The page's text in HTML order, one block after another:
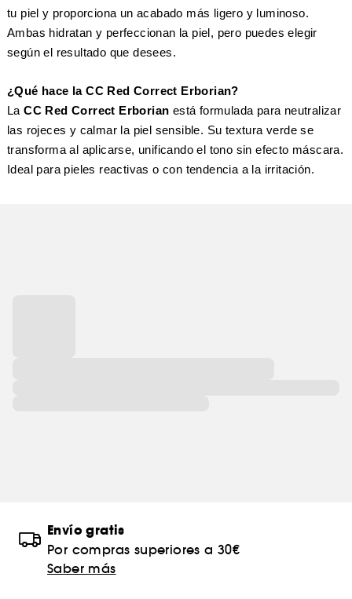
tu piel y proporciona un acabado más ligero y luminoso.
Ambas hidratan y perfeccionan la piel, pero puedes elegir
según el resultado que desees.
¿Qué hace la CC Red Correct Erborian?
LaCC Red Correct Erborian está formulada para neutralizar
las rojeces y calmar la piel sensible. Su textura verde se
transforma al aplicarse, unificando el tono sin efecto máscara.
Ideal para pieles reactivas o con tendencia a la irritación.
Envío gratis
Por compras superiores a 30€
Saber más